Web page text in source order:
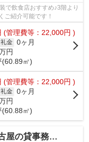
で飲食店おすすめ♪3階より
ご紹介可能です！
(管理費等：22,000円 )
礼金 0ヶ月
円
(60.89㎡)
(管理費等：22,000円 )
礼金 0ヶ月
円
(60.88㎡)
所・貸オフィス 】